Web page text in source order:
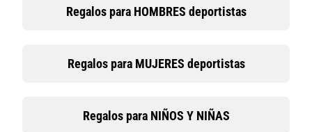
Regalos paraHOMBRES deportistas
Regalos paraMUJERES deportistas
Regalos paraNIÑOS Y NIÑAS